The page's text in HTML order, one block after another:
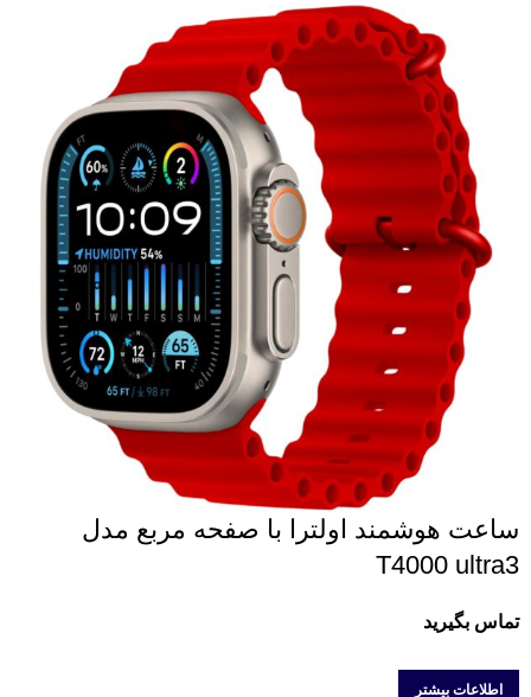
ساعت هوشمند اولترا با صفحه مربع مدل
T4000 ultra3
تماس بگیرید
اطلاعات بیشتر